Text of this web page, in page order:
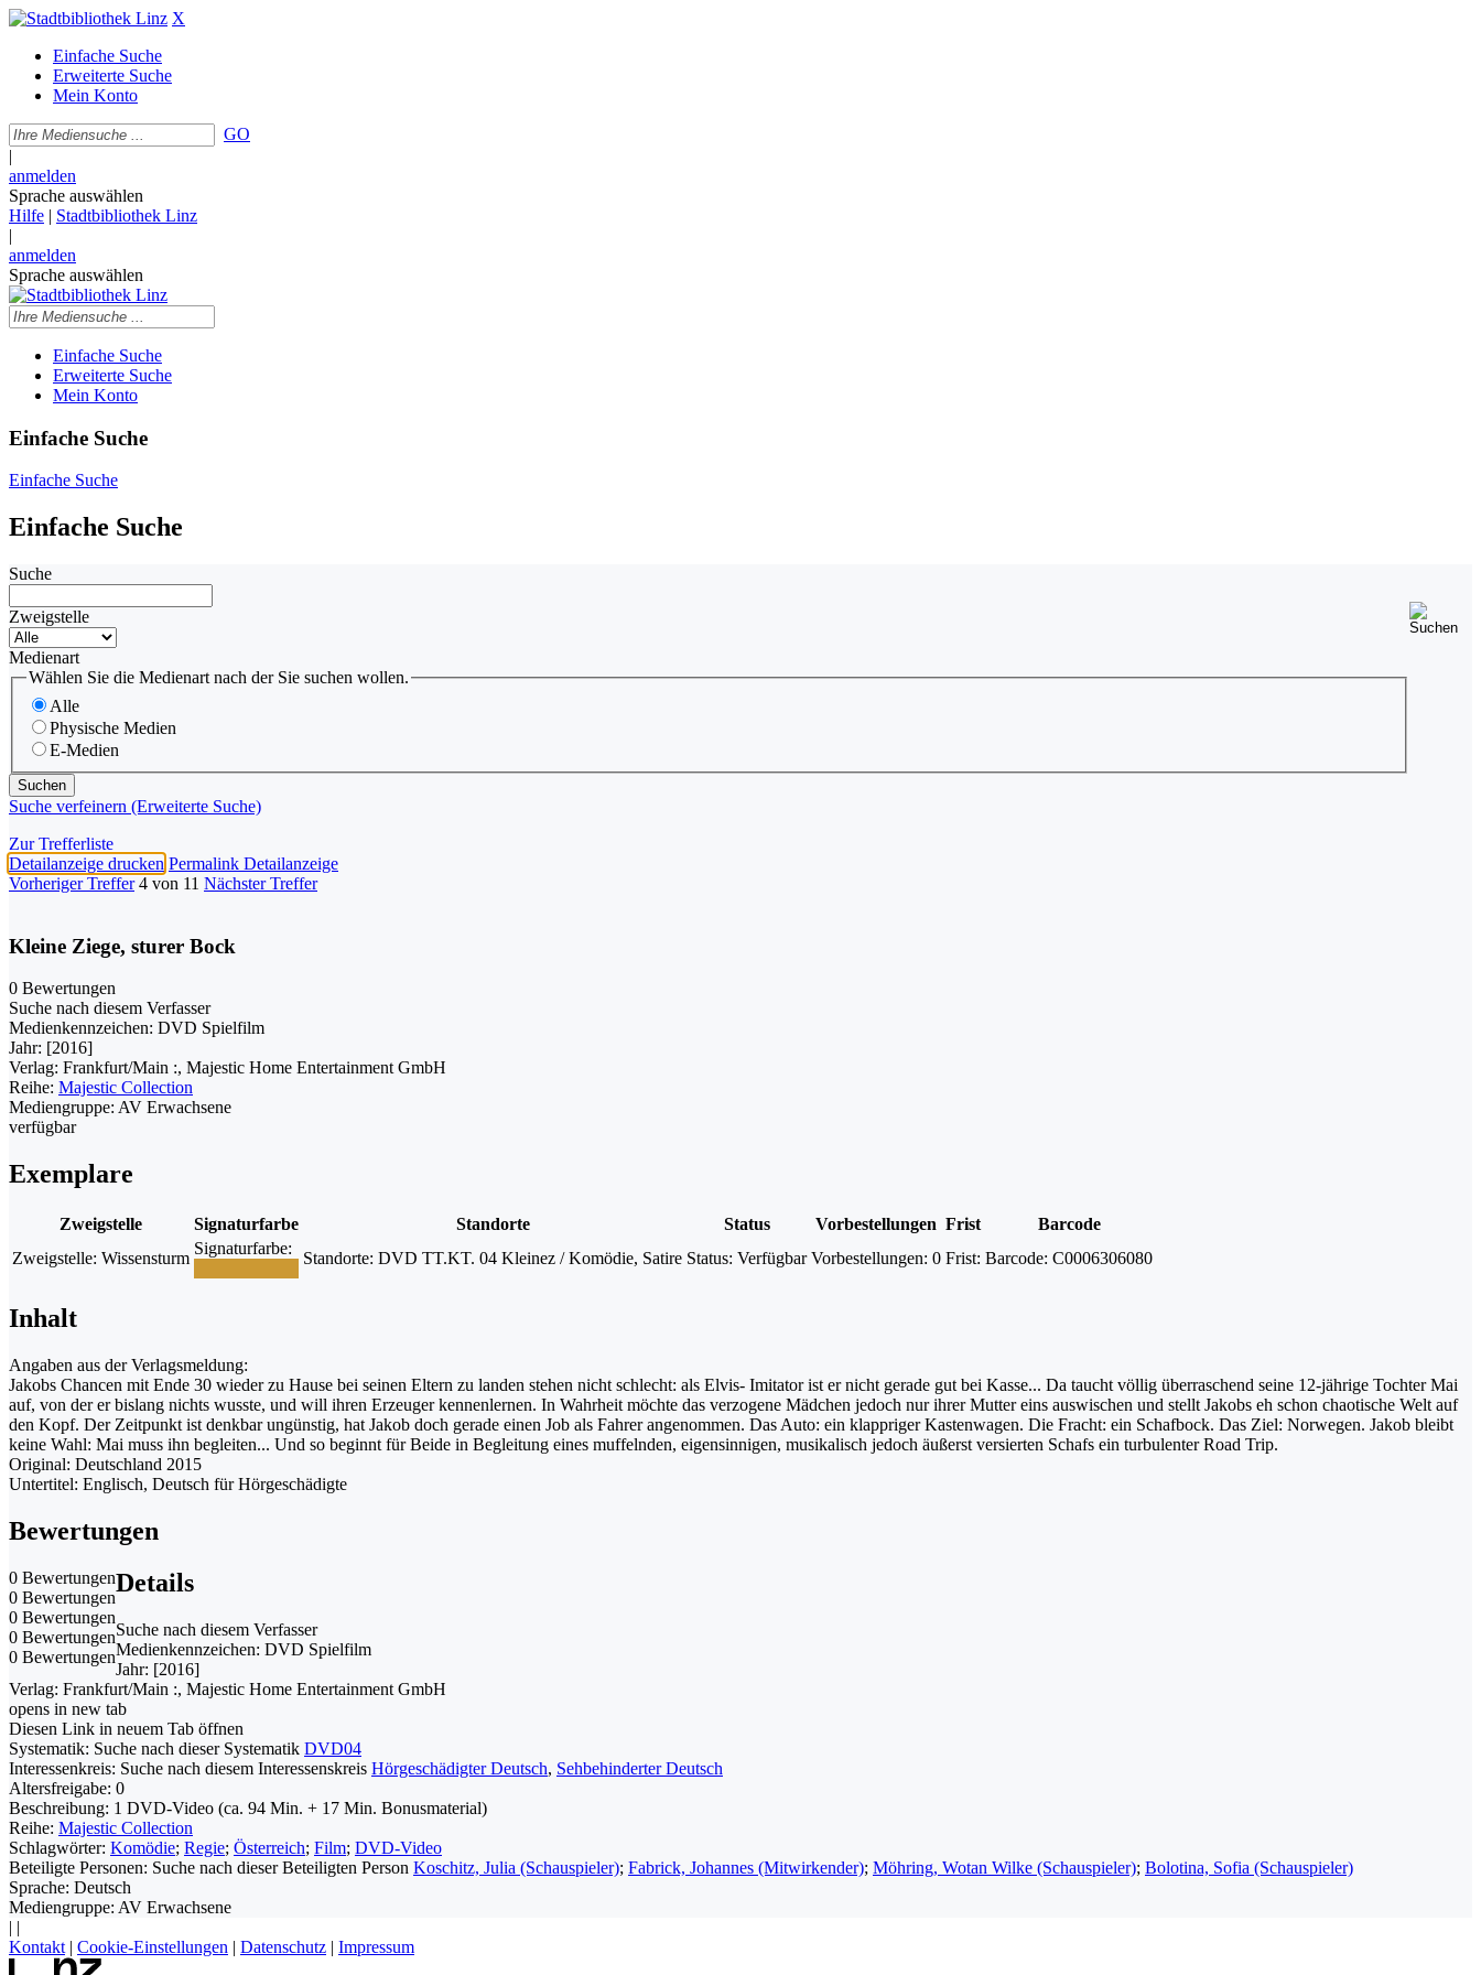
X
Einfache Suche
Erweiterte Suche
Mein Konto
GO
|
anmelden
Sprache auswählen
Hilfe | Stadtbibliothek Linz
|
anmelden
Sprache auswählen
Einfache Suche
Erweiterte Suche
Mein Konto
Einfache Suche
Einfache Suche
Einfache Suche
Suche
Zweigstelle
Medienart
Wählen Sie die Medienart nach der Sie suchen wollen.
Alle
Physische Medien
E-Medien
Suche verfeinern (Erweiterte Suche)
Zur Trefferliste
Detailanzeige drucken Permalink Detailanzeige
Vorheriger Treffer 4 von 11 Nächster Treffer
Kleine Ziege, sturer Bock
0 Bewertungen
Suche nach diesem Verfasser
Medienkennzeichen: DVD Spielfilm
Jahr: [2016]
Verlag: Frankfurt/Main :, Majestic Home Entertainment GmbH
Reihe: Majestic Collection
Mediengruppe: AV Erwachsene
verfügbar
Exemplare
Zweigstelle Signaturfarbe Standorte Status Vorbestellungen Frist
Barcode
Zweigstelle: Wissensturm
Signaturfarbe:
Standorte: DVD TT.KT. 04 Kleinez / Komödie, Satire Status: Verfügbar Vorbestellungen: 0 Frist: Barcode: C0006306080
Inhalt
Angaben aus der Verlagsmeldung:
Jakobs Chancen mit Ende 30 wieder zu Hause bei seinen Eltern zu landen stehen nicht schlecht: als Elvis- Imitator ist er nicht gerade gut bei Kasse... Da taucht völlig überraschend seine 12-jährige Tochter Mai
auf, von der er bislang nichts wusste, und will ihren Erzeuger kennenlernen. In Wahrheit möchte das verzogene Mädchen jedoch nur ihrer Mutter eins auswischen und stellt Jakobs eh schon chaotische Welt auf
den Kopf. Der Zeitpunkt ist denkbar ungünstig, hat Jakob doch gerade einen Job als Fahrer angenommen. Das Auto: ein klappriger Kastenwagen. Die Fracht: ein Schafbock. Das Ziel: Norwegen. Jakob bleibt
keine Wahl: Mai muss ihn begleiten... Und so beginnt für Beide in Begleitung eines muffelnden, eigensinnigen, musikalisch jedoch äußerst versierten Schafs ein turbulenter Road Trip.
Original: Deutschland 2015
Untertitel: Englisch, Deutsch für Hörgeschädigte
Bewertungen
0 Bewertungen
0 Bewertungen
0 Bewertungen
0 Bewertungen
0 Bewertungen
Details
Suche nach diesem Verfasser
Medienkennzeichen: DVD Spielfilm
Jahr: [2016]
Verlag: Frankfurt/Main :, Majestic Home Entertainment GmbH
opens in new tab
Diesen Link in neuem Tab öffnen
Systematik: Suche nach dieser Systematik DVD04
Interessenkreis: Suche nach diesem Interessenskreis Hörgeschädigter Deutsch, Sehbehinderter Deutsch
Altersfreigabe: 0
Beschreibung: 1 DVD-Video (ca. 94 Min. + 17 Min. Bonusmaterial)
Reihe: Majestic Collection
Schlagwörter: Komödie; Regie; Österreich; Film; DVD-Video
Beteiligte Personen: Suche nach dieser Beteiligten Person Koschitz, Julia (Schauspieler); Fabrick, Johannes (Mitwirkender); Möhring, Wotan Wilke (Schauspieler); Bolotina, Sofia (Schauspieler)
Sprache: Deutsch
Mediengruppe: AV Erwachsene
| |
Kontakt | Cookie-Einstellungen | Datenschutz | Impressum